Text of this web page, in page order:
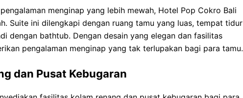
menginap yang lebih mewah, Hotel Pop Cokro Bali
Suite ini dilengkapi dengan ruang tamu yang luas, tempat tidur
dengan bathtub. Dengan desain yang elegan dan fasilitas
pengalaman menginap yang tak terlupakan bagi para tamu.
dan Pusat Kebugaran